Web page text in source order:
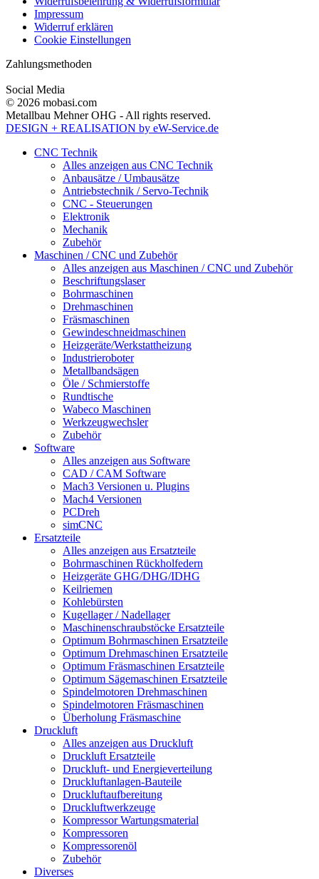
Impressum
Widerruf erklären
Cookie Einstellungen
Zahlungsmethoden
Social Media
© 2026 mobasi.com
Metallbau Mehner OHG - All rights reserved.
DESIGN + REALISATION by eW-Service.de
CNC Technik
Alles anzeigen aus CNC Technik
Anbausätze / Umbausätze
Antriebstechnik / Servo-Technik
CNC - Steuerungen
Elektronik
Mechanik
Zubehör
Maschinen / CNC und Zubehör
Alles anzeigen aus Maschinen / CNC und Zubehör
Beschriftungslaser
Bohrmaschinen
Drehmaschinen
Fräsmaschinen
Gewindeschneidmaschinen
Heizgeräte/Werkstattheizung
Industrieroboter
Metallbandsägen
Öle / Schmierstoffe
Rundtische
Wabeco Maschinen
Werkzeugwechsler
Zubehör
Software
Alles anzeigen aus Software
CAD / CAM Software
Mach3 Versionen u. Plugins
Mach4 Versionen
PCDreh
simCNC
Ersatzteile
Alles anzeigen aus Ersatzteile
Bohrmaschinen Rückholfedern
Heizgeräte GHG/DHG/IDHG
Keilriemen
Kohlebürsten
Kugellager / Nadellager
Maschinenschraubstöcke Ersatzteile
Optimum Bohrmaschinen Ersatzteile
Optimum Drehmaschinen Ersatzteile
Optimum Fräsmaschinen Ersatzteile
Optimum Sägemaschinen Ersatzteile
Spindelmotoren Drehmaschinen
Spindelmotoren Fräsmaschinen
Überholung Fräsmaschine
Druckluft
Alles anzeigen aus Druckluft
Druckluft Ersatzteile
Druckluft- und Energieverteilung
Druckluftanlagen-Bauteile
Druckluftaufbereitung
Druckluftwerkzeuge
Kompressor Wartungsmaterial
Kompressoren
Kompressorenöl
Zubehör
Diverses